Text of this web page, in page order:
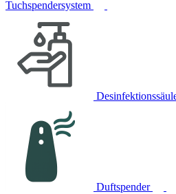
Tuchspendersystem
Duftspender